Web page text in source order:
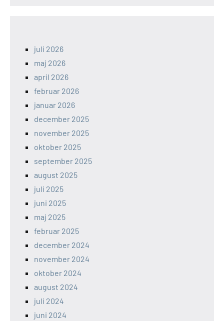
juli 2026
maj 2026
april 2026
februar 2026
januar 2026
december 2025
november 2025
oktober 2025
september 2025
august 2025
juli 2025
juni 2025
maj 2025
februar 2025
december 2024
november 2024
oktober 2024
august 2024
juli 2024
juni 2024